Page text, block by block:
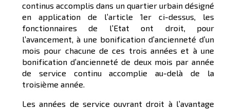
continus accomplis dans un quartier urbain désigné
en application de l’article 1er ci-dessus, les
fonctionnaires de l’Etat ont droit, pour
l’avancement, à une bonification d’ancienneté d’un
mois pour chacune de ces trois années et à une
bonification d’ancienneté de deux mois par année
de service continu accomplie au-delà de la
troisième année.
Les années de service ouvrant droit à l’avantage